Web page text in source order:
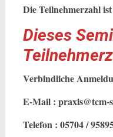
Die Teilnehmerzahl
Dieses
Verbindliche
E-Mail : praxis@tcm-
Telefon : 05704 /